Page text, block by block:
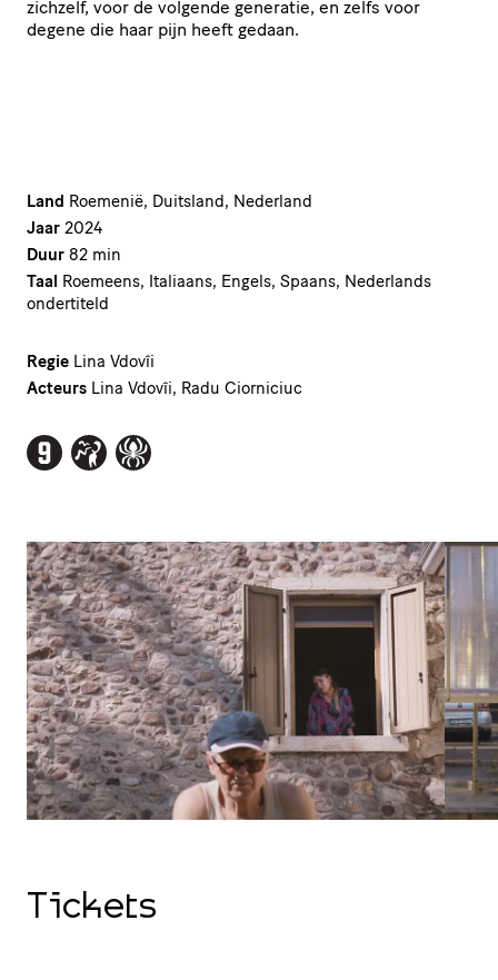
zichzelf, voor de volgende generatie, en zelfs voor
degene die haar pijn heeft gedaan.
Land Roemenië, Duitsland, Nederland
Jaar 2024
Duur 82 min
Taal Roemeens, Italiaans, Engels, Spaans, Nederlands
ondertiteld
Regie Lina Vdovîi
Acteurs Lina Vdovîi, Radu Ciorniciuc
Tickets